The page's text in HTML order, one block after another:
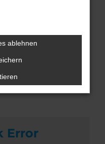
zu
Error
ablehnen